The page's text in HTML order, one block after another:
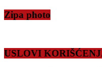
Zipa photo
USLOVI